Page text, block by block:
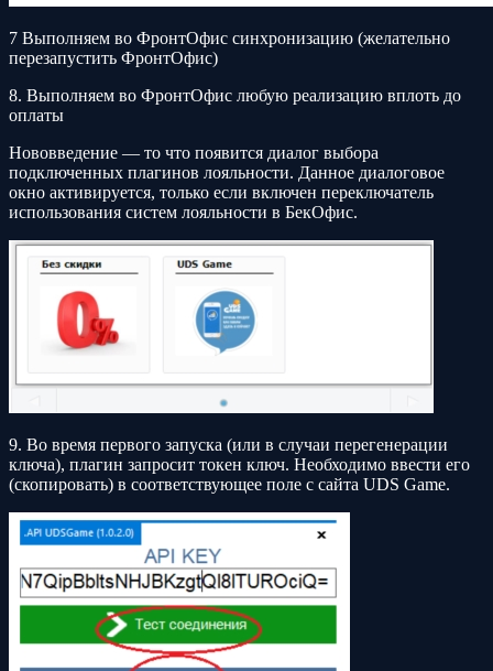
7 Выполняем во ФронтОфис синхронизацию (желательно
перезапустить ФронтОфис)
8. Выполняем во ФронтОфис любую реализацию вплоть до
оплаты
Нововведение — то что появится диалог выбора
подключенных плагинов лояльности. Данное диалоговое
окно активируется, только если включен переключатель
использования систем лояльности в БекОфис.
9. Во время первого запуска (или в случаи перегенерации
ключа), плагин запросит токен ключ. Необходимо ввести его
(скопировать) в соответствующее поле с сайта UDS Game.